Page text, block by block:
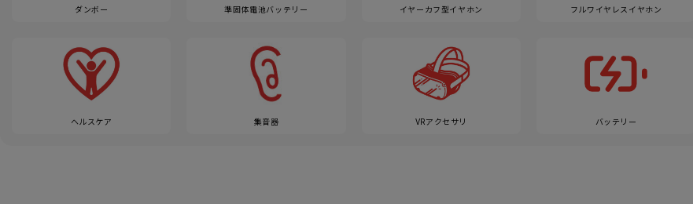
ダンボー 準固体電池バッテリー イヤーカフ型イヤホン フルワイヤレスイヤホン
ヘルスケア 集音器 VRアクセサリ バッテリー